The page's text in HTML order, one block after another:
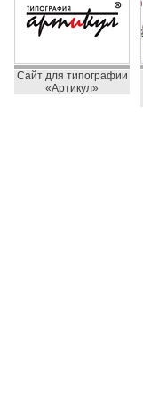
Сайт для типографии
«Артикул»